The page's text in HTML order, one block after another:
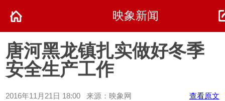
映象新闻
唐河黑龙镇扎实做好冬季
安全生产工作
2016年11月21日 18:00 来源：映象网 查看原文